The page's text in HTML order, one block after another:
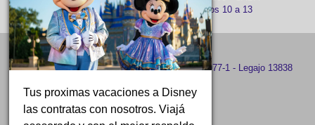
Lun a Vier 9:30 a 18:30 - Sábados 10 a 13
Legales: Viajes Globales SRL - CUIT: 30-71868977-1 - Legajo 13838
Tus proximas vacaciones a Disney
las contratas con nosotros. Viajá